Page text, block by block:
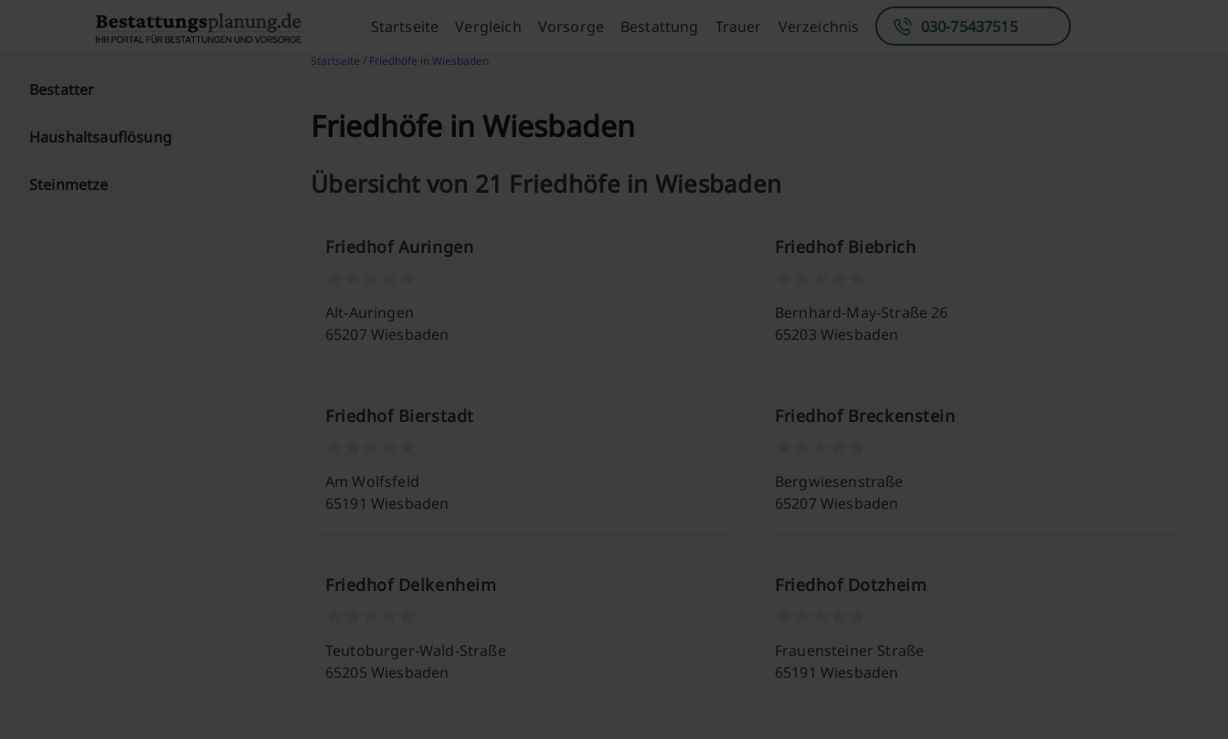
Startseite Vergleich Vorsorge Bestattung Trauer Verzeichnis 030-75437515
Bestatter
Haushaltsauflösung
Steinmetze
Startseite / Friedhöfe in Wiesbaden
Friedhöfe in Wiesbaden
Übersicht von 21 Friedhöfe in Wiesbaden
Friedhof Auringen
Alt-Auringen
65207 Wiesbaden
Friedhof Biebrich
Bernhard-May-Straße 26
65203 Wiesbaden
Friedhof Bierstadt
Am Wolfsfeld
65191 Wiesbaden
Friedhof Breckenstein
Bergwiesenstraße
65207 Wiesbaden
Friedhof Delkenheim
Teutoburger-Wald-Straße
65205 Wiesbaden
Friedhof Dotzheim
Frauensteiner Straße
65191 Wiesbaden